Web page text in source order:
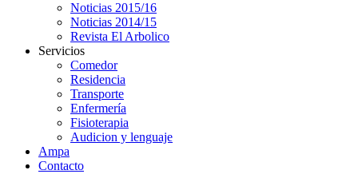
Noticias 2015/16
Noticias 2014/15
Revista El Arbolico
Servicios
Comedor
Residencia
Transporte
Enfermería
Fisioterapia
Audicion y lenguaje
Ampa
Contacto